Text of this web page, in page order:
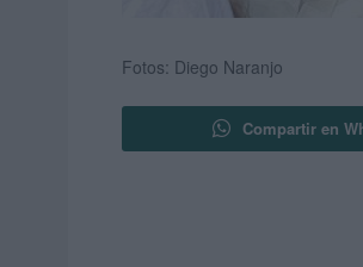
Fotos: Diego Naranjo
Compartir en